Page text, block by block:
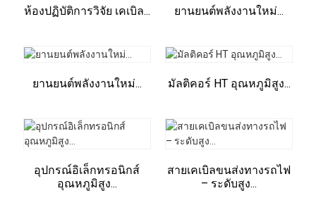
ห้องปฏิบัติการวิจัย เคเบิล... ยานยนต์พลังงานใหม่...
ยานยนต์พลังงานใหม่... มัลติคอร์ HT อุณหภูมิสูง...
อุปกรณ์อิเล็กทรอนิกส์
อุณหภูมิสูง...
สายเคเบิลขนส่งทางรถไฟ
– ระดับสูง...